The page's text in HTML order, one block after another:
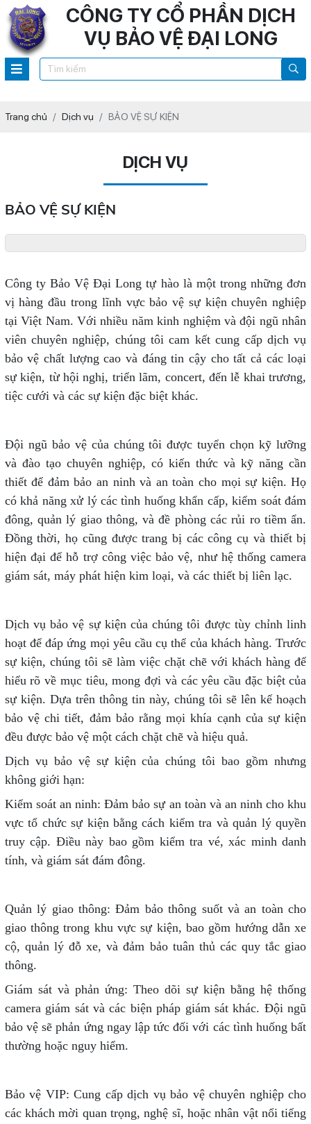
CÔNG TY CỔ PHẦN DỊCH
VỤ BẢO VỆ ĐẠI LONG
Trang chủ Dịch vụ BẢO VỆ SỰ KIỆN
DỊCH VỤ
BẢO VỆ SỰ KIỆN
Công ty Bảo Vệ Đại Long tự hào là một trong những đơn
vị hàng đầu trong lĩnh vực bảo vệ sự kiện chuyên nghiệp
tại Việt Nam. Với nhiều năm kinh nghiệm và đội ngũ nhân
viên chuyên nghiệp, chúng tôi cam kết cung cấp dịch vụ
bảo vệ chất lượng cao và đáng tin cậy cho tất cả các loại
sự kiện, từ hội nghị, triển lãm, concert, đến lễ khai trương,
tiệc cưới và các sự kiện đặc biệt khác.
Đội ngũ bảo vệ của chúng tôi được tuyển chọn kỹ lưỡng
và đào tạo chuyên nghiệp, có kiến thức và kỹ năng cần
thiết để đảm bảo an ninh và an toàn cho mọi sự kiện. Họ
có khả năng xử lý các tình huống khẩn cấp, kiểm soát đám
đông, quản lý giao thông, và đề phòng các rủi ro tiềm ẩn.
Đồng thời, họ cũng được trang bị các công cụ và thiết bị
hiện đại để hỗ trợ công việc bảo vệ, như hệ thống camera
giám sát, máy phát hiện kim loại, và các thiết bị liên lạc.
Dịch vụ bảo vệ sự kiện của chúng tôi được tùy chỉnh linh
hoạt để đáp ứng mọi yêu cầu cụ thể của khách hàng. Trước
sự kiện, chúng tôi sẽ làm việc chặt chẽ với khách hàng để
hiểu rõ về mục tiêu, mong đợi và các yêu cầu đặc biệt của
sự kiện. Dựa trên thông tin này, chúng tôi sẽ lên kế hoạch
bảo vệ chi tiết, đảm bảo rằng mọi khía cạnh của sự kiện
đều được bảo vệ một cách chặt chẽ và hiệu quả.
Dịch vụ bảo vệ sự kiện của chúng tôi bao gồm nhưng
không giới hạn:
Kiểm soát an ninh: Đảm bảo sự an toàn và an ninh cho khu
vực tổ chức sự kiện bằng cách kiểm tra và quản lý quyền
truy cập. Điều này bao gồm kiểm tra vé, xác minh danh
tính, và giám sát đám đông.
Quản lý giao thông: Đảm bảo thông suốt và an toàn cho
giao thông trong khu vực sự kiện, bao gồm hướng dẫn xe
cộ, quản lý đỗ xe, và đảm bảo tuân thủ các quy tắc giao
thông.
Giám sát và phản ứng: Theo dõi sự kiện bằng hệ thống
camera giám sát và các biện pháp giám sát khác. Đội ngũ
bảo vệ sẽ phản ứng ngay lập tức đối với các tình huống bất
thường hoặc nguy hiểm.
Bảo vệ VIP: Cung cấp dịch vụ bảo vệ chuyên nghiệp cho
các khách mời quan trọng, nghệ sĩ, hoặc nhân vật nổi tiếng